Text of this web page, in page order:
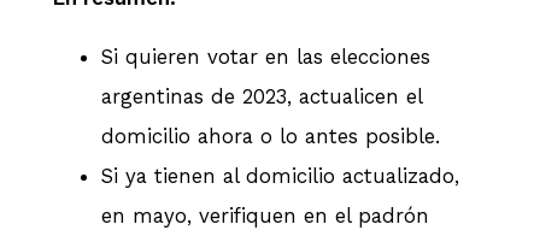
Si quieren votar en las elecciones
argentinas de 2023, actualicen el
domicilio ahora o lo antes posible.
Si ya tienen al domicilio actualizado,
en mayo, verifiquen en el padrón